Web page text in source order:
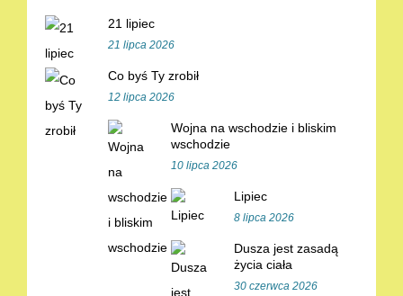
21 lipiec
21 lipca 2026
Co byś Ty zrobił
12 lipca 2026
Wojna na wschodzie i bliskim
wschodzie
10 lipca 2026
Lipiec
8 lipca 2026
Dusza jest zasadą
życia ciała
30 czerwca 2026